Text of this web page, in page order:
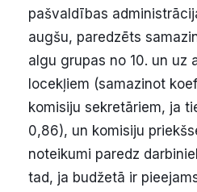
pašvaldības
augšu, paredzēts
algu grupas no 10. un
locekļiem (samazinot
komisiju sekretāriem, ja
0,86), un komisiju
noteikumi paredz
tad, ja budžetā ir